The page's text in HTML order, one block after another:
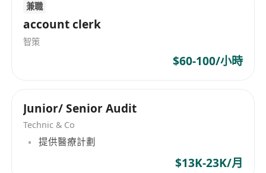
兼職
account clerk
智策
$60-100/小時
Junior/ Senior Audit
Technic & Co
提供醫療計劃
$13K-23K/月